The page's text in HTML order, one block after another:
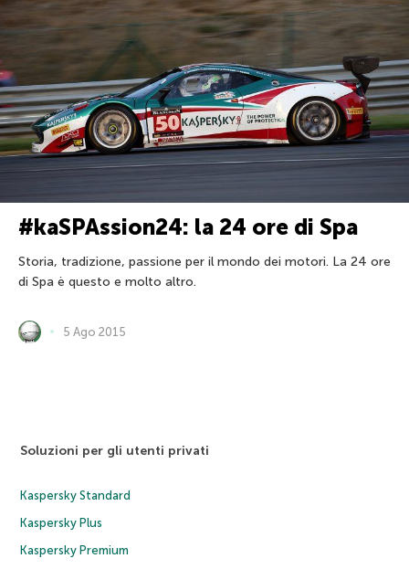
#kaSPAssion24: la 24 ore di Spa
Storia, tradizione, passione per il mondo dei motori. La 24 ore
di Spa è questo e molto altro.
5 Ago 2015
Soluzioni per gli utenti privati
Kaspersky Standard
Kaspersky Plus
Kaspersky Premium